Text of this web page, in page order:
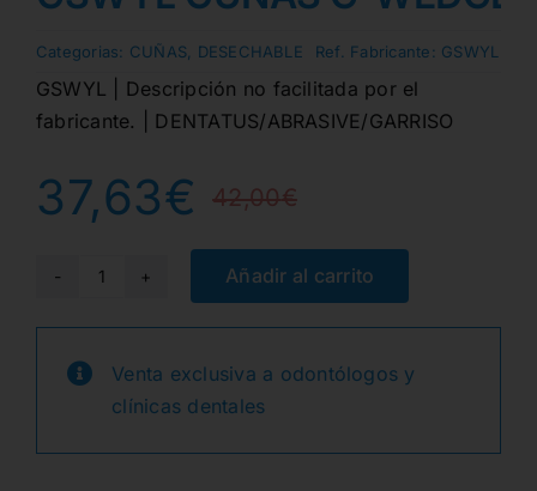
Categorias: CUÑAS DESECHABLE Ref. Fabricante: GSWYL
GSWYL | Descripción no facilitada por el
fabricante. | DENTATUS/ABRASIVE/GARRISO
42,00€El
precio
original
era:
42,00€.
37,63€
El
precio
actual
es:
37,63€.
GSWYL
CUÑAS
WEDGE
ULTRA
FINAS
Añadir al carrito
Venta exclusiva a odontólogos y
clínicas dentales